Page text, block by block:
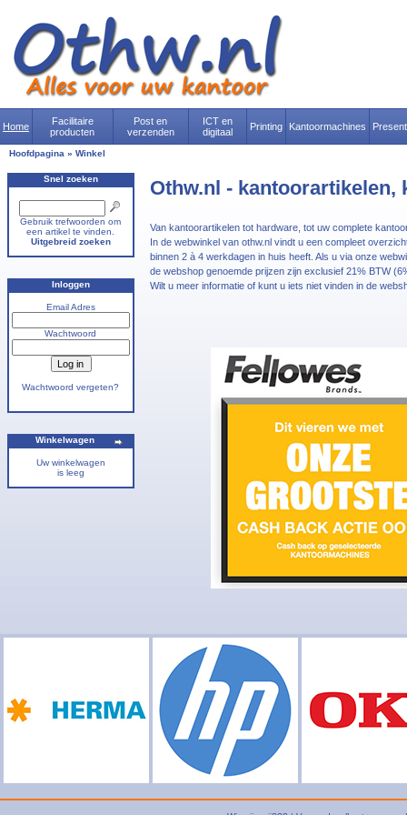
Home
Facilitaire
producten
Post en
verzenden
ICT en
digitaal
Printing Kantoormachines
Hoofdpagina » Winkel
Snel zoeken
Gebruik trefwoorden om
een artikel te vinden.
Uitgebreid zoeken
Inloggen
Email Adres
Wachtwoord
Wachtwoord vergeten?
Winkelwagen
Uw winkelwagen
is leeg
Othw.nl - kantoorartikelen,
Van kantoorartikelen tot hardware, tot uw complete
In de webwinkel van othw.nl vindt u een compleet
binnen 2 à 4 werkdagen in huis heeft. Als u via onze
de webshop genoemde prijzen zijn exclusief 21% BTW
Wilt u meer informatie of kunt u iets niet vinden in de